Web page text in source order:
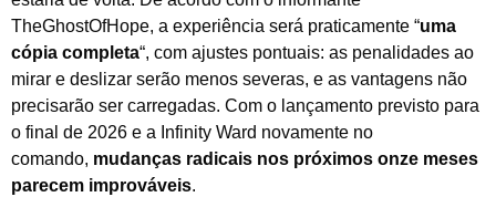
TheGhostOfHope, a experiência será praticamente “uma
cópia completa“, com ajustes pontuais: as penalidades ao
mirar e deslizar serão menos severas, e as vantagens não
precisarão ser carregadas. Com o lançamento previsto para
o final de 2026 e a Infinity Ward novamente no
comando, mudanças radicais nos próximos onze meses
parecem improváveis.